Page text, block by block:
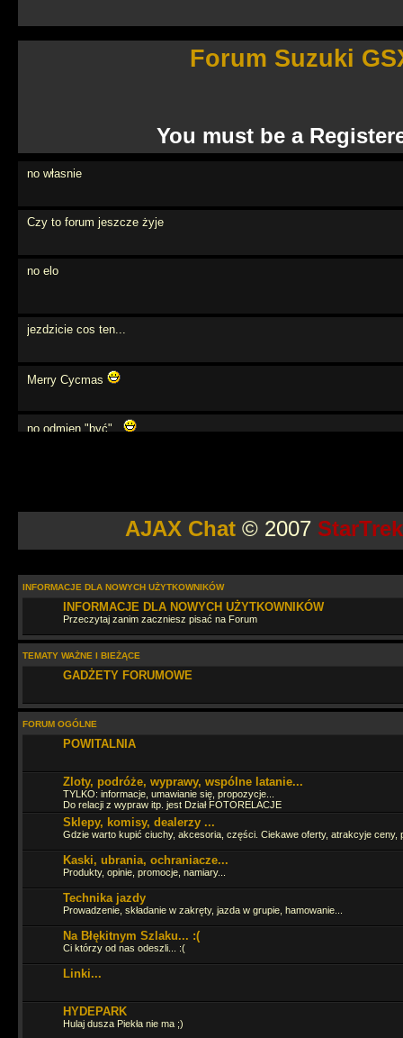
Forum Suzuki
You must be a
no własnie
Czy to forum jeszcze żyje
no elo
jezdzicie cos ten...
Merry Cycmas
no odmien "być",,
moze powtórzymy angielski?
na na na na
Szybko leci. Dobrze, że zglądasz raz w roku
Cześć Panowie jak tam życie ? Ostatnia moja wizyta tu to 16.06.2024
Pojeździłbym już GruSXR
jakoś pitbike jest fajny, ale duże moto i
więcej adrenalinki
hahah
Straszny ruch się tutaj zrobił
Zagląda, zagląda
Ja fejsbóczka nie mam wiec tutaj zagladam bo i tak odpalaja mi sie 3
AJAX Chat© 2007
INFORMACJE DLA NOWYCH UŻYTKOWNIKÓW
INFORMACJE DLA NOWYCH UŻYTKOWNIKÓW
Przeczytaj zanim zaczniesz pisać na Forum
TEMATY WAŻNE I BIEŻĄCE
GADŻETY FORUMOWE
FORUM OGÓLNE
POWITALNIA
Zloty, podróże, wyprawy, wspólne latanie...
TYLKO: informacje, umawianie się, propozycje...
Do relacji z wypraw itp. jest Dział FOTORELACJE
Sklepy, komisy, dealerzy ...
Gdzie warto kupić ciuchy, akcesoria, części. Ciekawe oferty, atrakcyje ceny,
Kaski, ubrania, ochraniacze...
Produkty, opinie, promocje, namiary...
Technika jazdy
Prowadzenie, składanie w zakręty, jazda w grupie, hamowanie...
Na Błękitnym Szlaku... :(
Ci którzy od nas odeszli... :(
Linki...
HYDEPARK
Hulaj dusza Piekła nie ma ;)